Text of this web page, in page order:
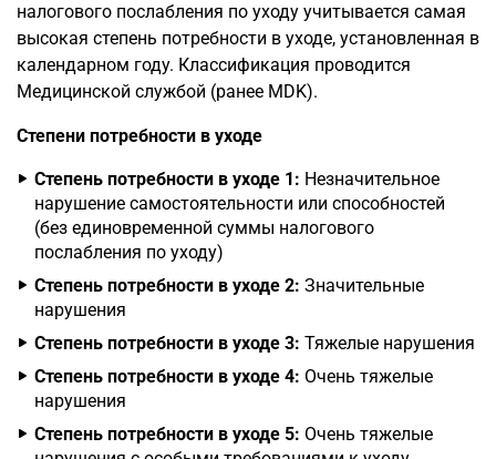
налогового послабления по уходу учитывается самая
высокая степень потребности в уходе, установленная в
календарном году. Классификация проводится
Медицинской службой (ранее MDK).
Степени потребности в уходе
Степень потребности в уходе 1: Незначительное
нарушение самостоятельности или способностей
(без единовременной суммы налогового
послабления по уходу)
Степень потребности в уходе 2: Значительные
нарушения
Степень потребности в уходе 3: Тяжелые нарушения
Степень потребности в уходе 4: Очень тяжелые
нарушения
Степень потребности в уходе 5: Очень тяжелые